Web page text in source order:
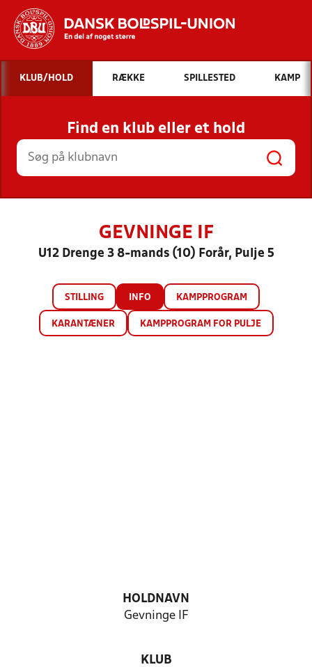
Hvad vil du søge efter?
INDHOLD OG NYHEDER
STILLINGER, RESULTATER, KLUBBER OG
HOLD
KLUB/HOLD RÆKKE SPILLESTED KAMP
Find en klub eller et hold
GEVNINGE IF
U12 Drenge 3 8-mands (10) Forår, Pulje 5
STILLING INFO KAMPPROGRAM
KARANTÆNER KAMPPROGRAM FOR PULJE
HOLDNAVN
Gevninge IF
KLUB